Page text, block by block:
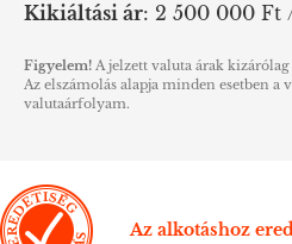
Kikiáltási ár: 2 500 000 Ft
Figyelem! A jelzett valuta árak
Az elszámolás alapja minden esetben a
valutaárfolyam.
Az alkotáshoz